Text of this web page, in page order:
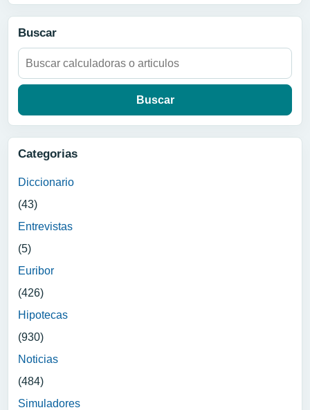
Buscar
Buscar:
Categorias
Diccionario
(43)
Entrevistas
(5)
Euribor
(426)
Hipotecas
(930)
Noticias
(484)
Simuladores